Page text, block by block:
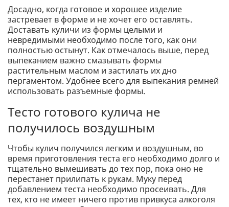
Досадно, когда готовое и хорошее изделие
застревает в форме и не хочет его оставлять.
Доставать куличи из формы целыми и
невредимыми необходимо после того, как они
полностью остынут. Как отмечалось выше, перед
выпеканием важно смазывать формы
растительным маслом и застилать их дно
пергаментом. Удобнее всего для выпекания ремней
использовать разъемные формы.
Тесто готового кулича не
получилось воздушным
Чтобы кулич получился легким и воздушным, во
время приготовления теста его необходимо долго и
тщательно вымешивать до тех пор, пока оно не
перестанет прилипать к рукам. Муку перед
добавлением теста необходимо просеивать. Для
тех, кто не имеет ничего против привкуса алкоголя